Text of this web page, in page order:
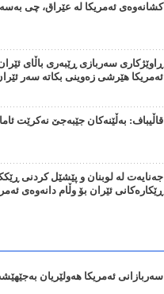
کشانەوەی ئەمریکا لە عێراق، چی
ڕاوێژکاری سەربازی ڕێبەری باڵای
ئەمریکا هێرشی زەوینی بکاتە سەر
قاڵیباف: بەڵێنەکان جێبەجێ نەکرێت
جەنایەت لە لوبنان و پێشێل کردنی
ڕێکارەکانی ئێران بۆ وڵام دانەوەی
سەربازانی ئەمریکا هەولێریان